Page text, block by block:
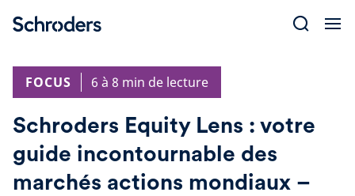
FOCUS
6 à 8 min de lecture
Schroders Equity Lens : votre
guide incontournable des
marchés actions mondiaux –